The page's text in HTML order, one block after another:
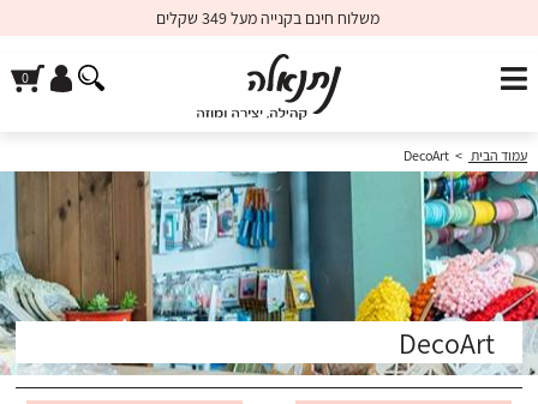
משלוח חינם בקנייה מעל 349 שקלים
עמוד הבית >
DecoArt
DecoArt